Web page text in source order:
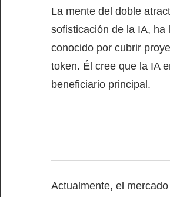
La mente del doble
sofisticación de la IA, ha
conocido por cubrir
token. Él cree que la IA
beneficiario principal.
Actualmente, el